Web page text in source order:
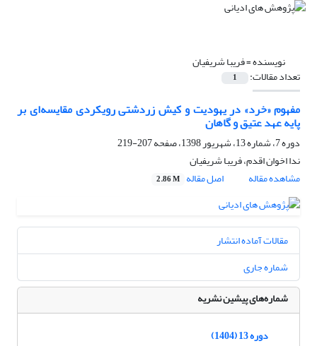
نویسنده =فریبا شریفیان
تعداد مقالات: 1
مفهوم «خرد» در یهودیت و کیش زردشتی رویکردی مقایسه‌ای بر
پایه عهد عتیق و گاهان
دوره 7، شماره 13، شهریور 1398، صفحه
207-219
ندا اخوان اقدم، فریبا شریفیان
مشاهده مقاله
اصل مقاله 2.86 M
مقالات آماده انتشار
شماره جاری
شماره‌های پیشین نشریه
دوره 13 (1404)